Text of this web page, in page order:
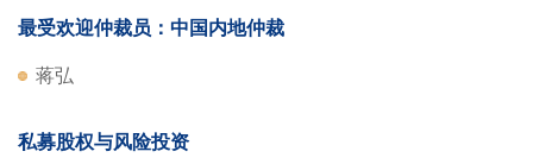
最受欢迎仲裁员：中国内地仲裁
蒋弘
私募股权与风险投资